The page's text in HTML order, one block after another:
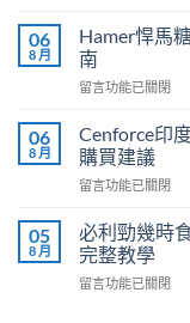
介
2026
｜
香
5
款
門
士
保
健
利
士
副
作
有
哪
些？
Cialis
見
副
用
06
8 月
Hamer悍馬
南
在
悍
馬
糖
效
真
相：
香
港
留言功能已關閉
06
8 月
Cenforce印
購買建議
在
印
度
威
而
留言功能已關閉
05
8 月
必利勁幾時
完整教學
在
留言功能已關閉